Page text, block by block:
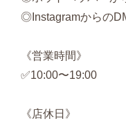
◎Instagramからの
《営業時間》
✅10:00〜19:00
《店休日》